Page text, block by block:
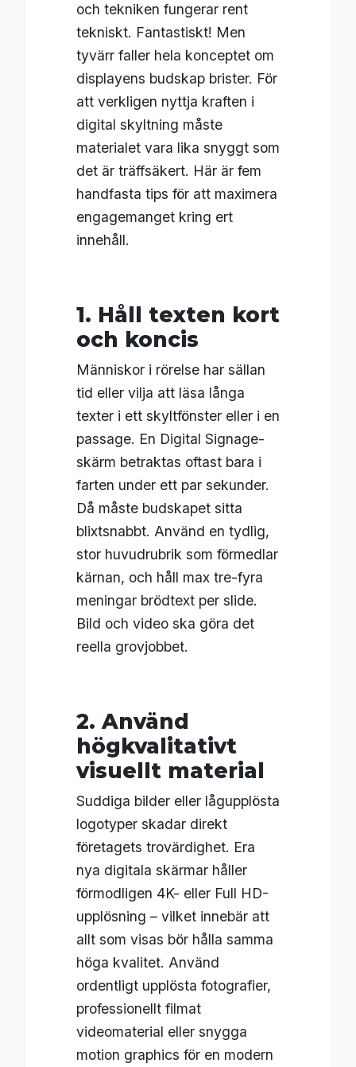
och tekniken fungerar rent
tekniskt. Fantastiskt! Men
tyvärr faller hela konceptet om
displayens budskap brister. För
att verkligen nyttja kraften i
digital skyltning måste
materialet vara lika snyggt som
det är träffsäkert. Här är fem
handfasta tips för att maximera
engagemanget kring ert
innehåll.
1. Håll texten kort
och koncis
Människor i rörelse har sällan
tid eller vilja att läsa långa
texter i ett skyltfönster eller i en
passage. En Digital Signage-
skärm betraktas oftast bara i
farten under ett par sekunder.
Då måste budskapet sitta
blixtsnabbt. Använd en tydlig,
stor huvudrubrik som förmedlar
kärnan, och håll max tre-fyra
meningar brödtext per slide.
Bild och video ska göra det
reella grovjobbet.
2. Använd
högkvalitativt
visuellt material
Suddiga bilder eller lågupplösta
logotyper skadar direkt
företagets trovärdighet. Era
nya digitala skärmar håller
förmodligen 4K- eller Full HD-
upplösning – vilket innebär att
allt som visas bör hålla samma
höga kvalitet. Använd
ordentligt upplösta fotografier,
professionellt filmat
videomaterial eller snygga
motion graphics för en modern